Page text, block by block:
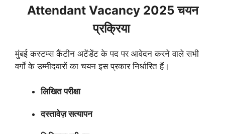
Attendant Vacancy 2025 चयन
प्रक्रिया
मुंबई कस्टम्स कैंटीन अटेंडेंट के पद पर आवेदन करने वाले सभी
वर्गों के उम्मीदवारों का चयन इस प्रकार निर्धारित हैं।
लिखित परीक्षा
दस्तावेज़ सत्यापन